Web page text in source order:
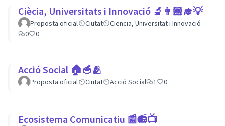
Ciècia, Universitats i Innovació 🔬👩🏽‍🎓💡
Proposta oficial Ciutat
Ciencia, Universitat i Innovació
0
0
Acció Social 🏠🥣🫂
Proposta oficial Ciutat Acció Social 1 0
Ecosistema Comunicatiu 📰📻📺